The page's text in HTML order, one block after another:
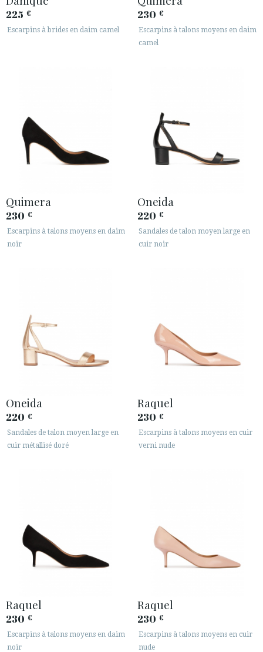
225 €
Escarpins à brides en daim camel
230 €
Escarpins à talons moyens en daim
camel
Quimera
230 €
Escarpins à talons moyens en daim
noir
Oneida
220 €
Sandales de talon moyen large en
cuir noir
Oneida
220 €
Sandales de talon moyen large en
cuir métallisé doré
Raquel
230 €
Escarpins à talons moyens en cuir
verni nude
Raquel
230 €
Escarpins à talons moyens en daim
noir
Raquel
230 €
Escarpins à talons moyens en cuir
nude